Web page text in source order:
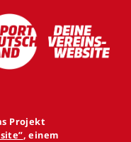
Projekt
, einem